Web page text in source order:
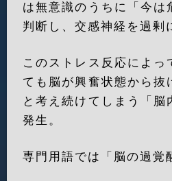
は無意識のうちに「今は
判断し、交感神経を過剰
このストレス反応によっ
ても脳が興奮状態から抜
と考え続けてしまう「脳
発生。
専門用語では「脳の過覚